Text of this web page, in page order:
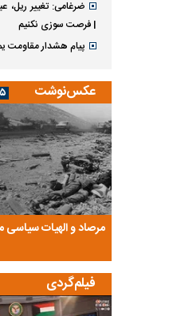
ضرغامی: تغییر
| فرصت سوزی نکنیم
پیام هشدار مقاومت
عکس‌نوشت
مرصاد و الهیات
۵
فیلم‌گردی